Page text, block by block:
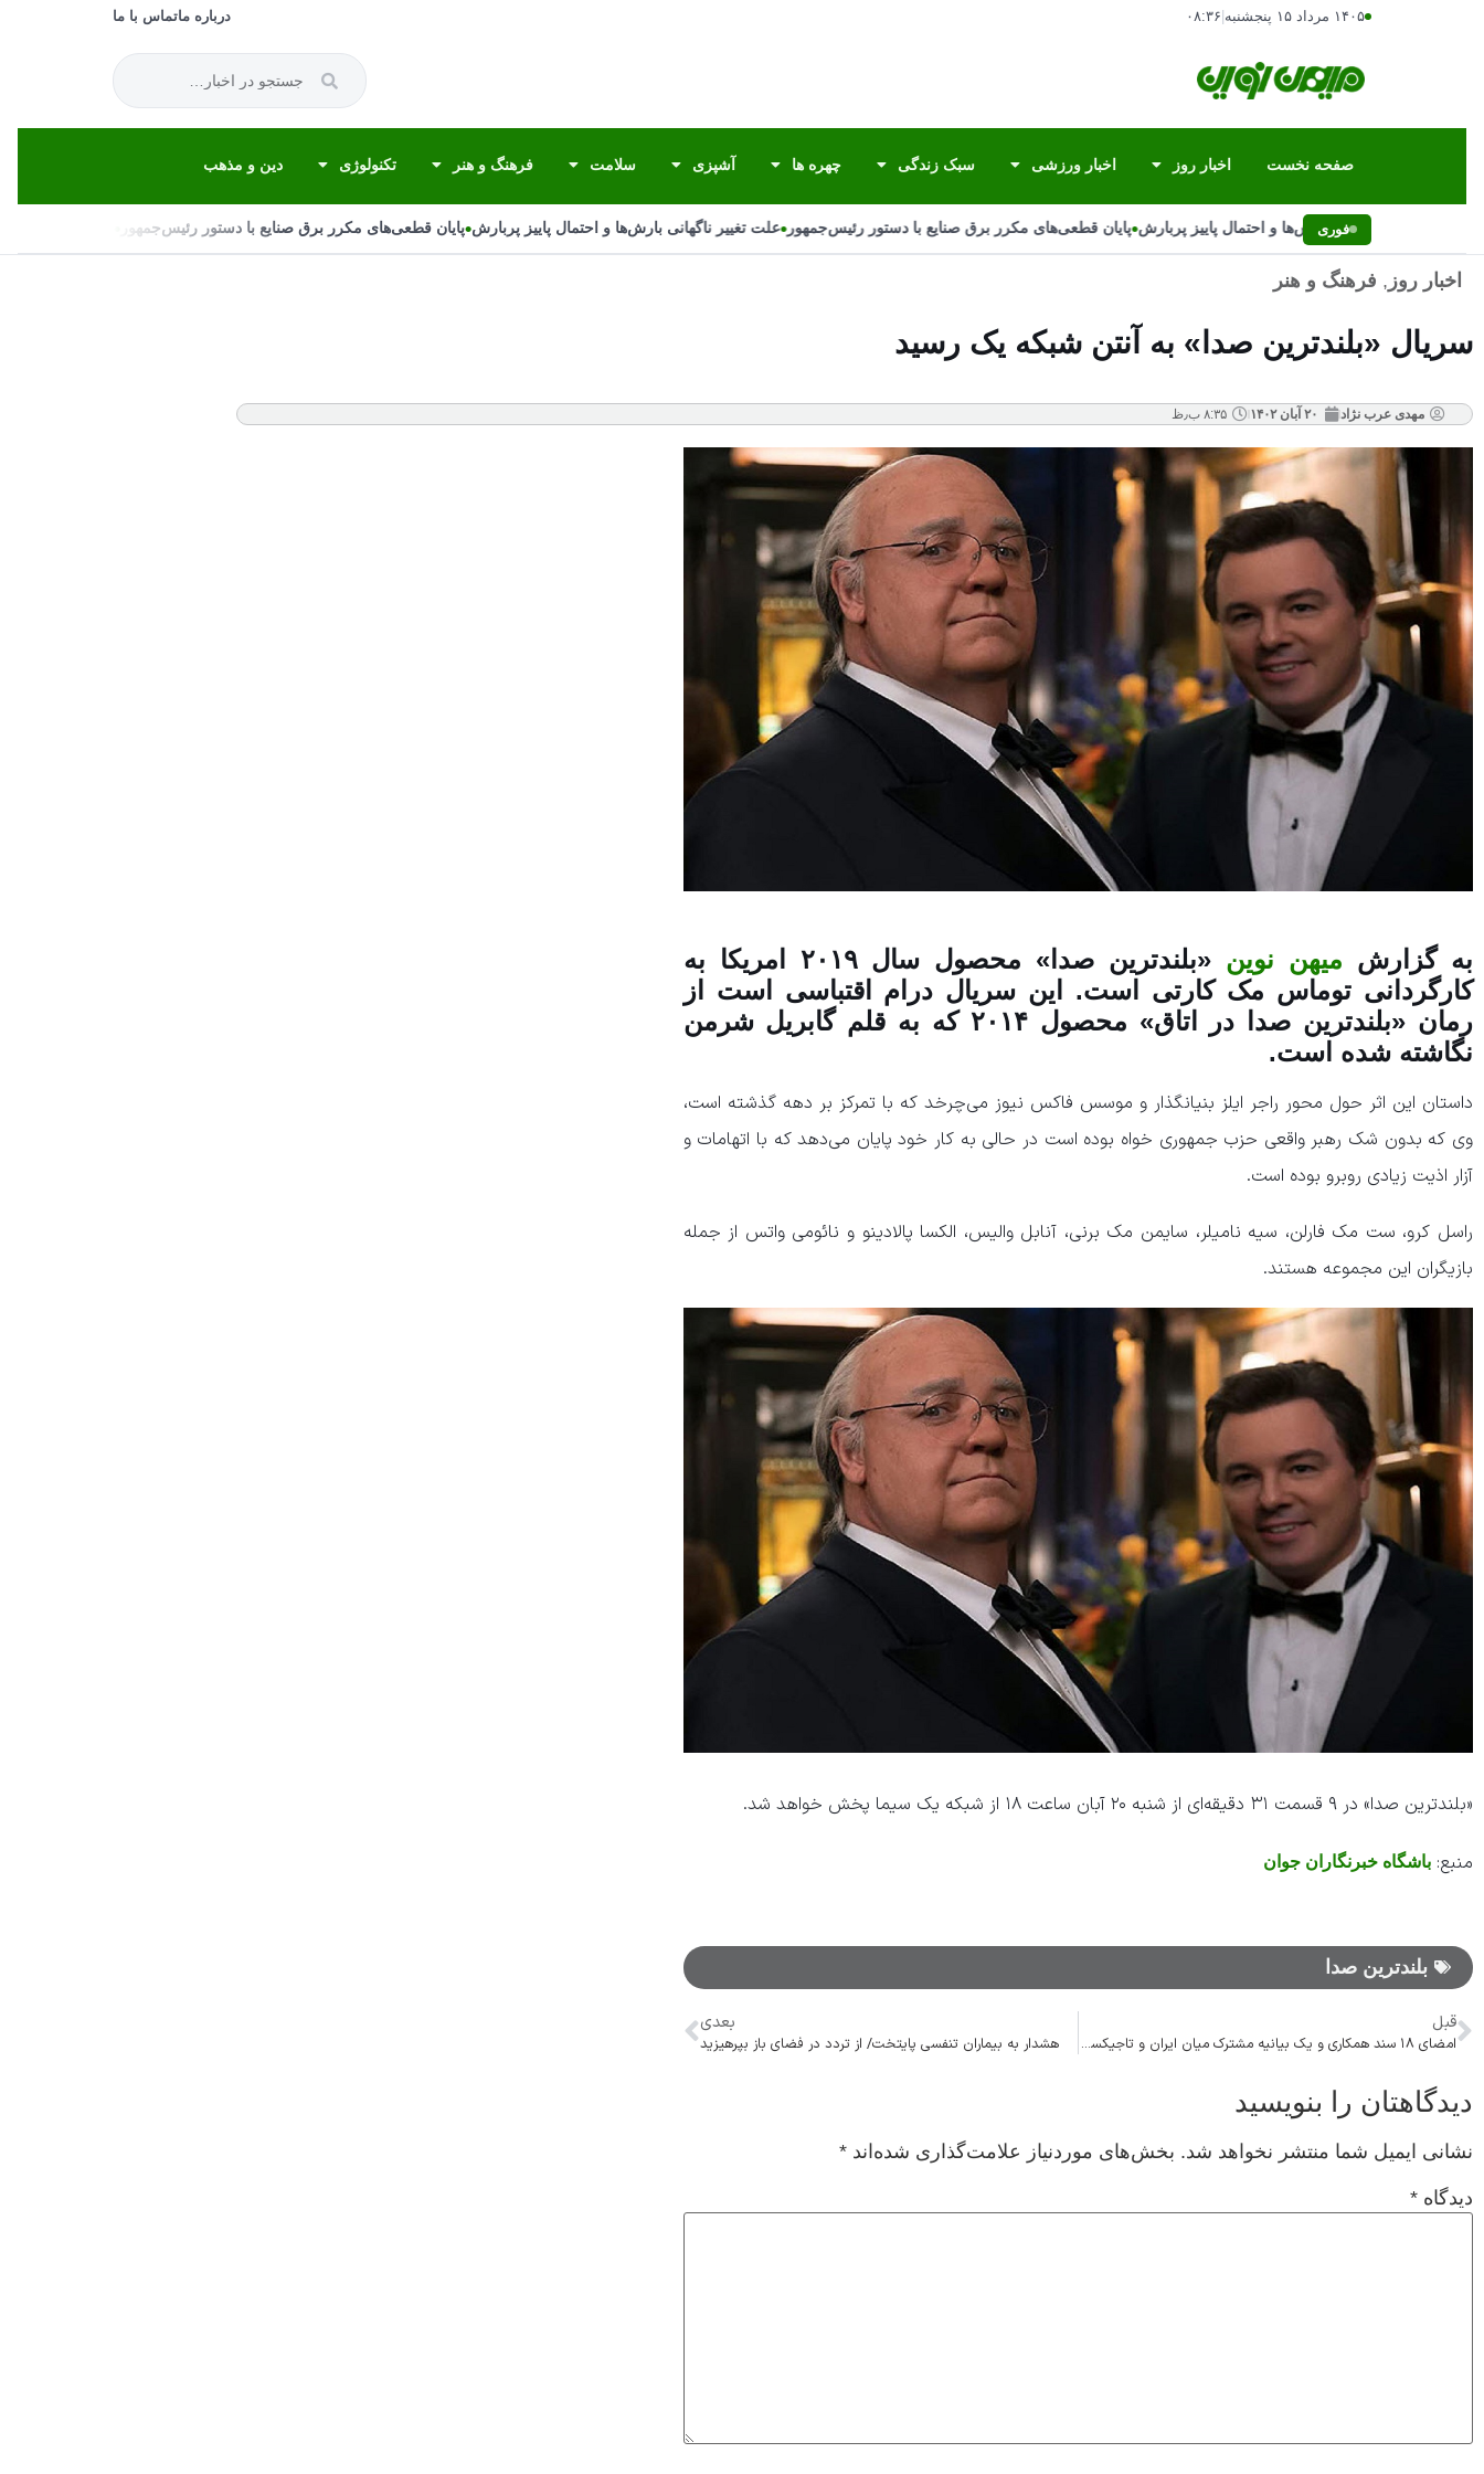
۱۴۰۵ مرداد ۱۵ پنجشنبه ۰۸:۳۶ درباره ماتماس با ما
صفحه نخست اخبار روز اخبار ورزشی سبک زندگی چهره ها آشپزی سلامت فرهنگ و هنر تکنولوژی دین و مذهب
فوری
علت تغییر ناگهانی بارش‌ها و احتمال پاییز پربارش•پایان قطعی‌های مکرر برق صنایع با دستور رئیس‌جمهور•علت تغییر ناگهانی بارش‌ها و احتمال پاییز پربارش•پایان قطعی‌های مکرر برق صنایع با دستور رئیس‌جمهور
اخبار روز , فرهنگ و هنر
سریال «بلندترین صدا» به آنتن شبکه یک رسید
مهدی عرب نژاد ۲۰ آبان ۱۴۰۲ ۸:۳۵ ب٫ظ
به گزارش میهن نوین
«بلندترین صدا» محصول سال ۲۰۱۹ امریکا به
کارگردانی توماس مک کارتی است. این سریال درام اقتباسی است از
رمان «بلندترین صدا در اتاق» محصول ۲۰۱۴ که به قلم گابریل شرمن
نگاشته شده است.
داستان این اثر حول محور راجر ایلز بنیانگذار و موسس فاکس نیوز می‌چرخد که با تمرکز بر دهه گذشته است،
وی که بدون شک رهبر واقعی حزب جمهوری خواه بوده است در حالی به کار خود پایان می‌دهد که با اتهامات و
آزار اذیت زیادی روبرو بوده است.
راسل کرو، ست مک فارلن، سیه نامیلر، سایمن مک برنی، آنابل والیس، الکسا پالادینو و نائومی واتس از جمله
بازیگران این مجموعه هستند.
«بلندترین صدا» در ۹ قسمت ۳۱ دقیقه‌ای از شنبه ۲۰ آبان ساعت ۱۸ از شبکه یک سیما پخش خواهد شد.
منبع: باشگاه خبرنگاران جوان
بلندترین صدا
قبل
امضای ۱۸ سند همکاری و یک بیانیه مشترک میان ایران و تاجیکستان
بعدی
هشدار به بیماران تنفسی پایتخت/ از تردد در فضای باز بپرهیزید
دیدگاهتان را بنویسید
نشانی ایمیل شما منتشر نخواهد شد. بخش‌های موردنیاز علامت‌گذاری شده‌اند *
دیدگاه *